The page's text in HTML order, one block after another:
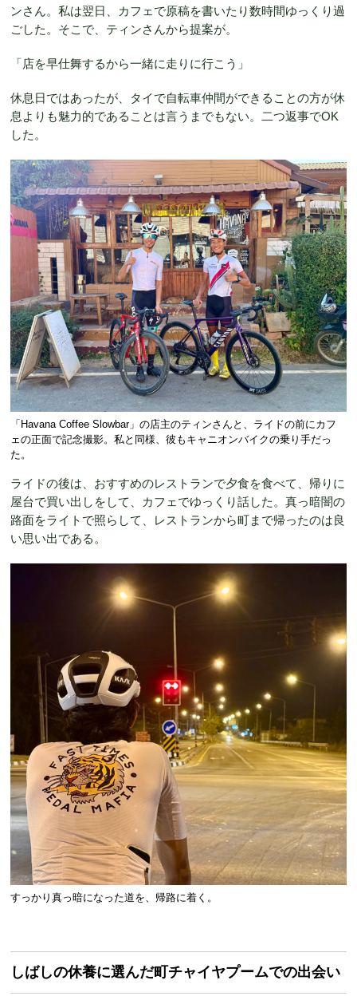
ンさん。私は翌日、カフェで原稿を書いたり数時間ゆっくり過
ごした。そこで、ティンさんから提案が。
「店を早仕舞するから一緒に走りに行こう」
休息日ではあったが、タイで自転車仲間ができることの方が休
息よりも魅力的であることは言うまでもない。二つ返事でOK
した。
「Havana Coffee Slowbar」の店主のティンさんと、ライドの前にカフ
ェの正面で記念撮影。私と同様、彼もキャニオンバイクの乗り手だっ
た。
ライドの後は、おすすめのレストランで夕食を食べて、帰りに
屋台で買い出しをして、カフェでゆっくり話した。真っ暗闇の
路面をライトで照らして、レストランから町まで帰ったのは良
い思い出である。
すっかり真っ暗になった道を、帰路に着く。
しばしの休養に選んだ町チャイヤプームでの出会い